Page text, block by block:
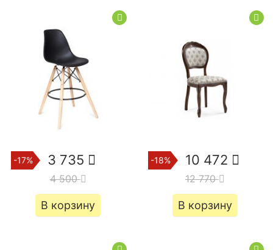
-17% 3 735
4 500
В корзину
-18% 10 472
12 770
В корзину